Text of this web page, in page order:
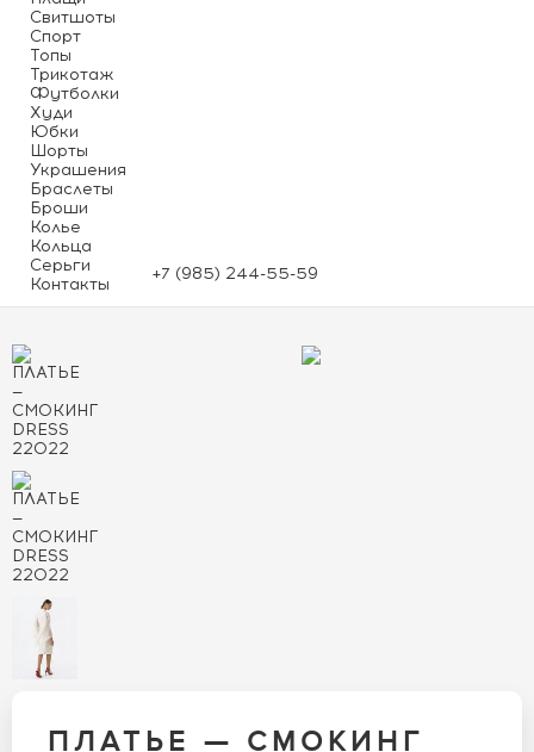
+7 (985) 244-55-59
Свитшоты
Спорт
Топы
Трикотаж
Футболки
Худи
Юбки
Шорты
Украшения
Браслеты
Броши
Колье
Кольца
Серьги
Контакты
ПЛАТЬЕ — СМОКИНГ